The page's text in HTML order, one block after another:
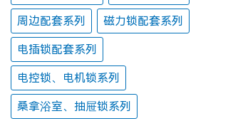
周边配套系列 磁力锁配套系列
电插锁配套系列
电控锁、电机锁系列
桑拿浴室、抽屉锁系列